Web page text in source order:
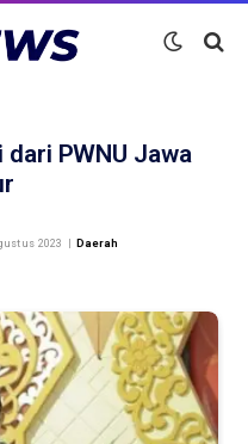
dari PWNU Jawa
2023 Daerah